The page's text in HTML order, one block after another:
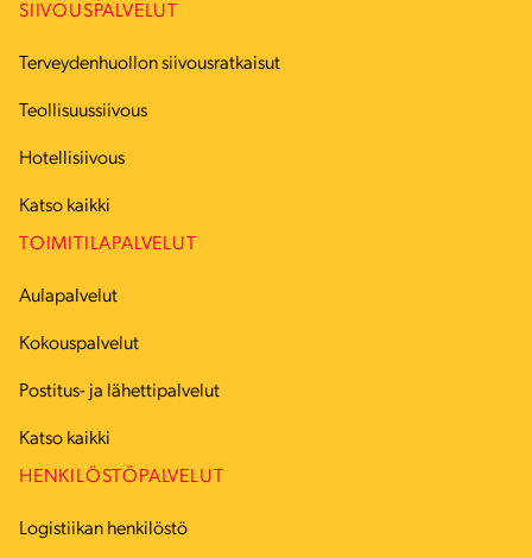
SIIVOUSPALVELUT
Terveydenhuollon siivousratkaisut
Teollisuussiivous
Hotellisiivous
Katso kaikki
TOIMITILAPALVELUT
Aulapalvelut
Kokouspalvelut
Postitus- ja lähettipalvelut
Katso kaikki
HENKILÖSTÖPALVELUT
Logistiikan henkilöstö